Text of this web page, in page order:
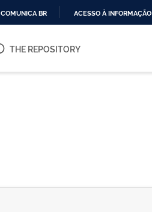
O
COMUNICA BR ACESSO À INFORMAÇÃO
THE REPOSITORY